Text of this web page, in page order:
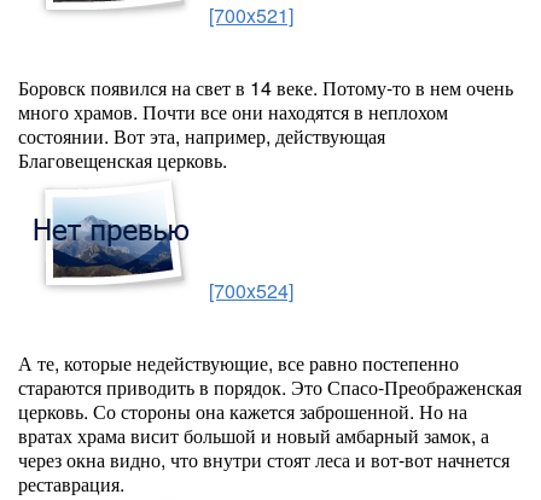
[700x521]
Боровск появился на свет в 14 веке. Потому-то в нем очень
много храмов. Почти все они находятся в неплохом
состоянии. Вот эта, например, действующая
Благовещенская церковь.
[700x524]
А те, которые недействующие, все равно постепенно
стараются приводить в порядок. Это Спасо-Преображенская
церковь. Со стороны она кажется заброшенной. Но на
вратах храма висит большой и новый амбарный замок, а
через окна видно, что внутри стоят леса и вот-вот начнется
реставрация.